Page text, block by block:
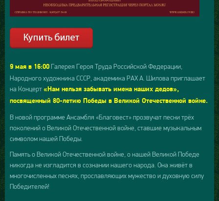
9 мая в 16:00 Галерея Героя Труда Российской Федерации,
Народного художника СССР, академика РАХ А. Шилова приглашает
на Концерт «Нам нельзя забывать имена наших дедов»,
посвященный 80-летию Победы в Великой Отечественной войне.
В новой программе Ансамбля «Благовест» прозвучат песни трёх
поколений о Великой Отечественной войне, ставшие музыкальным
символом нашей Победы.
Память о Великой Отечественной войне, о нашей Великой Победе
никогда не изгладится в сознании нашего народа. Она живёт в
многочисленных песнях, прославляющих мужество и духовную силу
Победителей!